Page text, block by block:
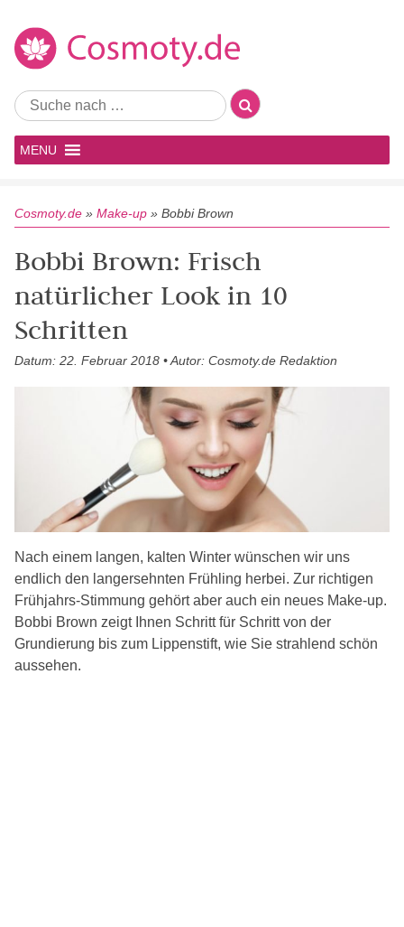
MENU
Cosmoty.de » Make-up » Bobbi Brown
Bobbi Brown: Frisch
natürlicher Look in 10
Schritten
Datum: 22. Februar 2018 • Autor: Cosmoty.de Redaktion
Nach einem langen, kalten Winter wünschen wir uns
endlich den langersehnten Frühling herbei. Zur richtigen
Frühjahrs-Stimmung gehört aber auch ein neues Make-up.
Bobbi Brown zeigt Ihnen Schritt für Schritt von der
Grundierung bis zum Lippenstift, wie Sie strahlend schön
aussehen.